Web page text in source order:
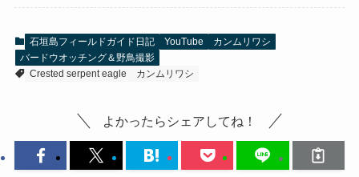
石垣島フィールドガイド日記 YouTube
カンムリワシ
バードウオッチング＆野鳥撮影
Crested serpent eagle
カンムリワシ
よかったらシェアしてね！